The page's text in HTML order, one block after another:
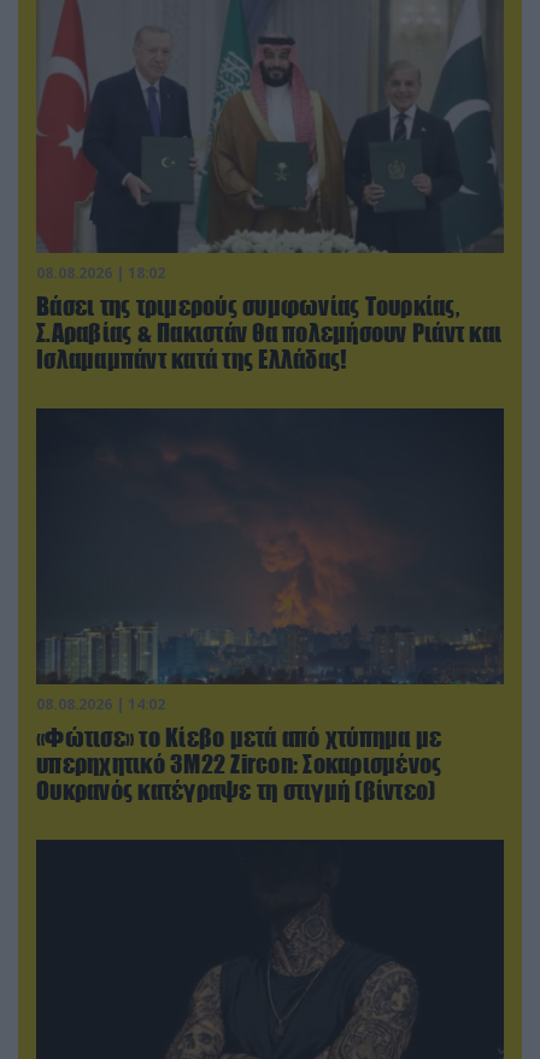
08.08.2026 | 18:02
Βάσει της τριμερούς συμφωνίας Τουρκίας,
Σ.Αραβίας & Πακιστάν θα πολεμήσουν Ριάντ και
Ισλαμαμπάντ κατά της Ελλάδας!
08.08.2026 | 14:02
«Φώτισε» το Κίεβο μετά από χτύπημα με
υπερηχητικό 3M22 Zircon: Σοκαρισμένος
Ουκρανός κατέγραψε τη στιγμή (βίντεο)